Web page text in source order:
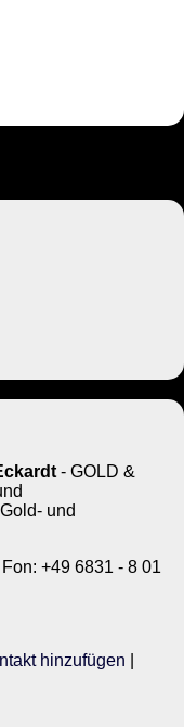
- GOLD &
und
+49 6831 - 8 01
hinzufügen